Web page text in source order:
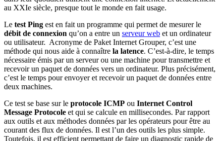
au XXIe siècle, presque tout le monde en fait usage.
Le test Ping est en fait un programme qui permet de mesurer le
débit de connexion qu’on a entre un serveur web et un ordinateur
ou utilisateur. Acronyme de Paket Internet Grouper, c’est une
méthode qui nous aide à connaître la latence. C’est-à-dire, le temps
nécessaire émis par un serveur ou une machine pour transmettre et
recevoir un paquet de données vers un ordinateur. Plus précisément,
c’est le temps pour envoyer et recevoir un paquet de données entre
deux machines.
Ce test se base sur le protocole ICMP ou Internet Control
Message Protocole et qui se calcule en millisecondes. Par rapport
aux outils et aux méthodes données par les opérateurs pour être au
courant des flux de données. Il est l’un des outils les plus simple.
Toutefois, il est efficient permettant de faire un diagnostic rapide de